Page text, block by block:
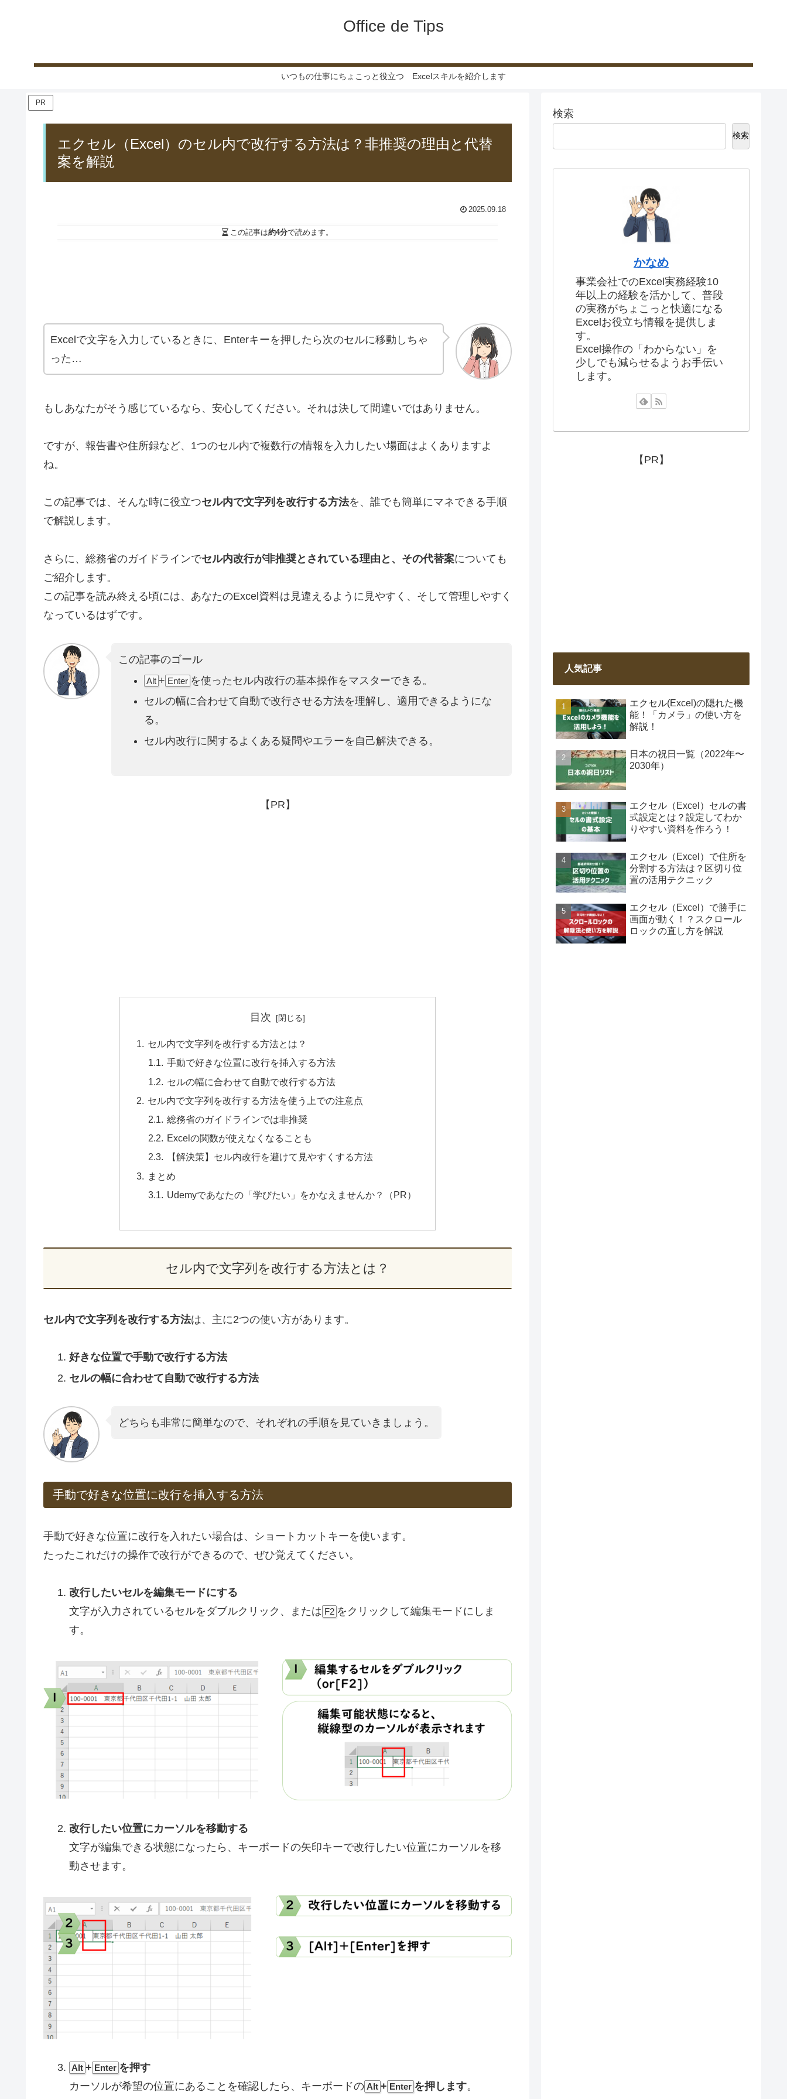
Office de Tips
いつもの仕事にちょこっと役立つ Excelスキルを紹介します
PR
エクセル（Excel）のセル内で改行する方法は？非推奨の理由と代替
案を解説
2025.09.18
この記事は約4分で読めます。
Excelで文字を入力しているときに、Enterキーを押したら次のセルに移動しちゃ
った…
もしあなたがそう感じているなら、安心してください。それは決して間違いではありません。
ですが、報告書や住所録など、1つのセル内で複数行の情報を入力したい場面はよくありますよ
ね。
この記事では、そんな時に役立つセル内で文字列を改行する方法を、誰でも簡単にマネできる手順
で解説します。
さらに、総務省のガイドラインでセル内改行が非推奨とされている理由と、その代替案についても
ご紹介します。
この記事を読み終える頃には、あなたのExcel資料は見違えるように見やすく、そして管理しやすく
なっているはずです。
この記事のゴール
Alt + Enter を使ったセル内改行の基本操作をマスターできる。
セルの幅に合わせて自動で改行させる方法を理解し、適用できるようにな
る。
セル内改行に関するよくある疑問やエラーを自己解決できる。
【PR】
目次
セル内で文字列を改行する方法とは？
手動で好きな位置に改行を挿入する方法
セルの幅に合わせて自動で改行する方法
セル内で文字列を改行する方法を使う上での注意点
総務省のガイドラインでは非推奨
Excelの関数が使えなくなることも
【解決策】セル内改行を避けて見やすくする方法
まとめ
Udemyであなたの「学びたい」をかなえませんか？（PR）
セル内で文字列を改行する方法とは？
セル内で文字列を改行する方法は、主に2つの使い方があります。
好きな位置で手動で改行する方法
セルの幅に合わせて自動で改行する方法
どちらも非常に簡単なので、それぞれの手順を見ていきましょう。
手動で好きな位置に改行を挿入する方法
手動で好きな位置に改行を入れたい場合は、ショートカットキーを使います。
たったこれだけの操作で改行ができるので、ぜひ覚えてください。
改行したいセルを編集モードにする
文字が入力されているセルをダブルクリック、または F2 をクリックして編集モードにしま
す。
改行したい位置にカーソルを移動する
文字が編集できる状態になったら、キーボードの矢印キーで改行したい位置にカーソルを移
動させます。
Alt + Enter を押す
カーソルが希望の位置にあることを確認したら、キーボードの Alt + Enter を押します。
検索
検索
かなめ
事業会社でのExcel実務経験10
年以上の経験を活かして、普段
の実務がちょこっと快適になる
Excelお役立ち情報を提供しま
す。
Excel操作の「わからない」を
少しでも減らせるようお手伝い
します。
【PR】
人気記事
エクセル(Excel)の隠れた機
能！「カメラ」の使い方を
解説！
日本の祝日一覧（2022年〜
2030年）
エクセル（Excel）セルの書
式設定とは？設定してわか
りやすい資料を作ろう！
エクセル（Excel）で住所を
分割する方法は？区切り位
置の活用テクニック
エクセル（Excel）で勝手に
画面が動く！？スクロール
ロックの直し方を解説